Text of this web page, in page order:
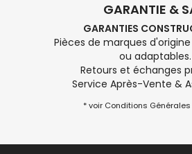
GARANTIE &
GARANTIES
Pièces de marques
ou adaptables.
Retours et échanges
Service Après-Vente &
* voir Conditions